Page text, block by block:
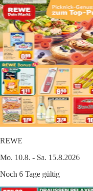
REWE
Mo. 10.8. - Sa. 15.8.2026
Noch 6 Tage gültig